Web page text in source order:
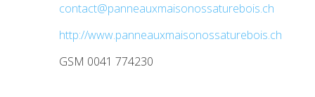
contact@panneauxmaisonossaturebois.ch
http://www.panneauxmaisonossaturebois.ch
GSM 0041 774230